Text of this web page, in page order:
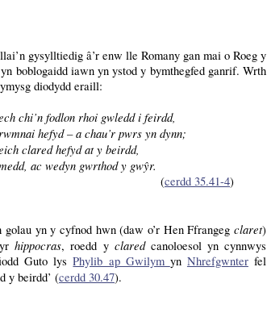
gysylltiedig â’r enw lle Romany gan mai o Roeg y
boblogaidd iawn yn ystod y bymthegfed ganrif. Wrth
diodydd eraill:
chi’n fodlon rhoi gwledd i feirdd,
hefyd – a chau’r pwrs yn dynn;
clared hefyd at y beirdd,
ac wedyn gwrthod y gwŷr.
(cerdd 35.41-4)
yn y cyfnod hwn (daw o’r Hen Ffrangegclaret)
yrhippocras, roedd y claredcanoloesol yn cynnwys
Guto lysPhylib ap Gwilym yn Nhrefgwnterfel
y beirdd’ (cerdd 30.47).